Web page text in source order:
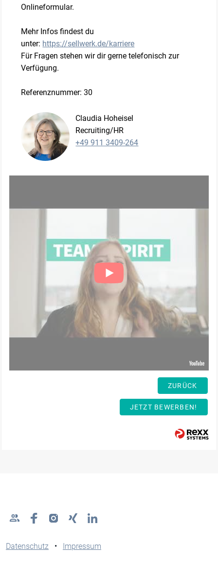
Onlineformular.
Mehr Infos findest du
unter: https://sellwerk.de/karriere
Für Fragen stehen wir dir gerne telefonisch zur
Verfügung.
Referenznummer: 30
Claudia Hoheisel
Recruiting/HR
+49 911 3409-264
ZURÜCK
JETZT BEWERBEN!
Datenschutz • Impressum